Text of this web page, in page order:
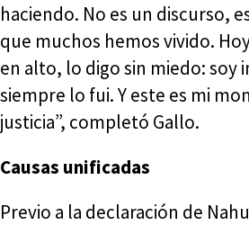
haciendo. No es un discurso,
que muchos hemos vivido.
en alto, lo digo sin miedo: soy
siempre lo fui. Y este es mi
justicia”, completó Gallo.
Causas unificadas
Previo a la declaración de